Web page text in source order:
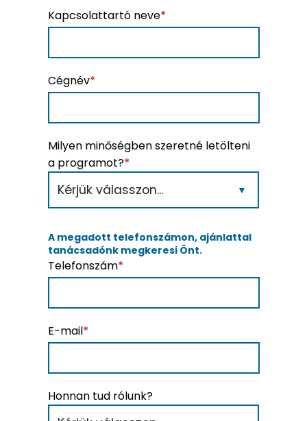
Kapcsolattartó neve*
Cégnév*
Milyen minőségben szeretné letölteni
a programot?*
A megadott telefonszámon, ajánlattal
tanácsadónk megkeresi Önt.
Telefonszám*
E-mail*
Honnan tud rólunk?